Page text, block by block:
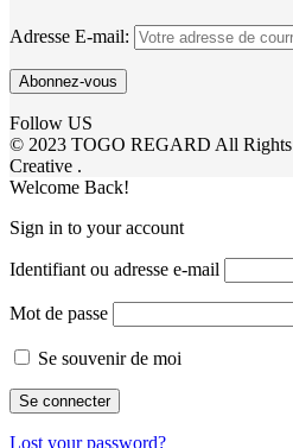
Adresse E-mail:
Follow US
© 2023 TOGO REGARD All Rights
Creative .
Welcome Back!
Sign in to your account
Identifiant ou adresse e-mail
Mot de passe
Se souvenir de moi
Lost your password?